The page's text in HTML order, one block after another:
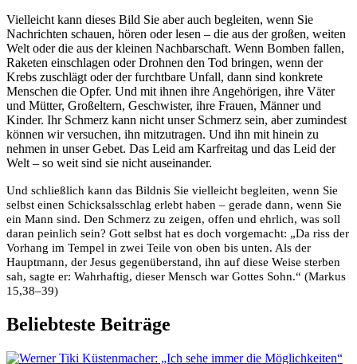
Vielleicht kann dieses Bild Sie aber auch begleiten, wenn Sie
Nachrichten schauen, hören oder lesen – die aus der großen, weiten
Welt oder die aus der kleinen Nachbarschaft. Wenn Bomben fallen,
Raketen einschlagen oder Drohnen den Tod bringen, wenn der
Krebs zuschlägt oder der furchtbare Unfall, dann sind konkrete
Menschen die Opfer. Und mit ihnen ihre Angehörigen, ihre Väter
und Mütter, Großeltern, Geschwister, ihre Frauen, Männer und
Kinder. Ihr Schmerz kann nicht unser Schmerz sein, aber zumindest
können wir versuchen, ihn mitzutragen. Und ihn mit hinein zu
nehmen in unser Gebet. Das Leid am Karfreitag und das Leid der
Welt – so weit sind sie nicht auseinander.
Und schließlich kann das Bildnis Sie vielleicht begleiten, wenn Sie
selbst einen Schicksalsschlag erlebt haben – gerade dann, wenn Sie
ein Mann sind. Den Schmerz zu zeigen, offen und ehrlich, was soll
daran peinlich sein? Gott selbst hat es doch vorgemacht: „Da riss der
Vorhang im Tempel in zwei Teile von oben bis unten. Als der
Hauptmann, der Jesus gegenüberstand, ihn auf diese Weise sterben
sah, sagte er: Wahrhaftig, dieser Mensch war Gottes Sohn.“ (Markus
15,38–39)
Beliebteste Beiträge